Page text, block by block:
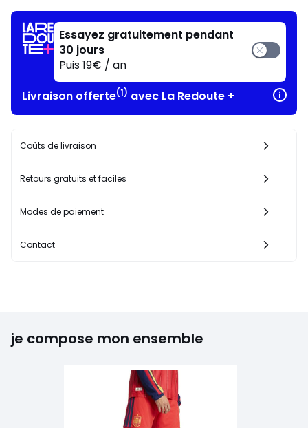
Essayez gratuitement pendant
30 jours
Puis 19€ / an
Livraison offerte(1) avec La Redoute +
Coûts de livraison
Retours gratuits et faciles
Modes de paiement
Contact
je compose mon ensemble